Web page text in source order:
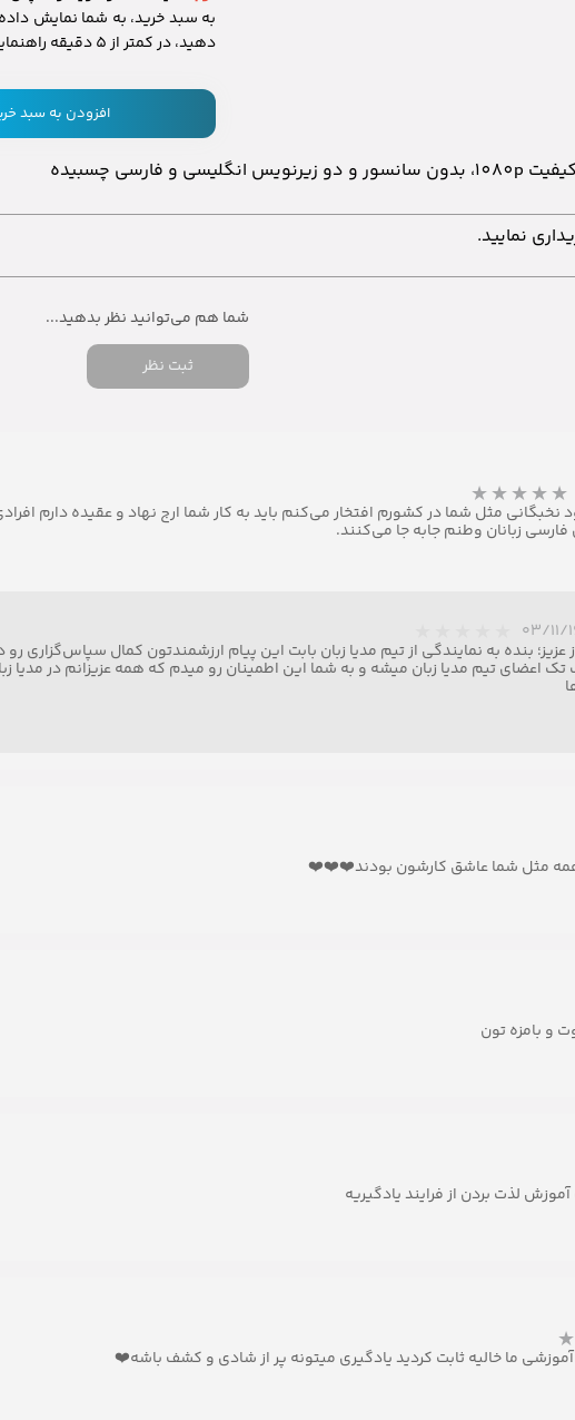
به سبد خرید، به شما نمایش
دهید، در کمتر از 5 دقیقه راهنماییتان می‌کنیم.
افزودن به سبد
نمایید.
ثبت نظر
مثل شما در کشورم افتخار می‌کنم باید به کار شما ارج نهاد و عقیده دارم
زبانان وطنم جابه جا می‌کنند.
۱۱/۱۶
بنده به نمایندگی از تیم مدیا زبان بابت این پیام ارزشمندتون کمال سپاس‌گزاری رو
تک اعضای تیم مدیا زبان میشه و به شما این اطمینان رو میدم که همه عزیزانم در
همه مثل شما عاشق کارشون بودند❤️❤️❤️
و بامزه تون
لذت بردن از فرایند یادگیریه
ما خالیه ثابت کردید یادگیری میتونه پر از شادی و کشف باشه❤️